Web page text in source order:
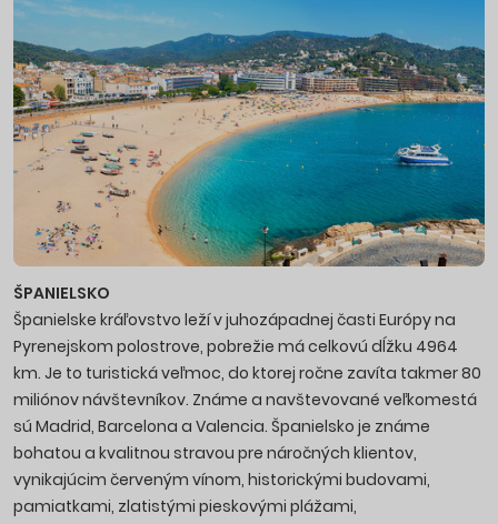
ŠPANIELSKO
Španielske kráľovstvo leží v juhozápadnej časti Európy na
Pyrenejskom polostrove, pobrežie má celkovú dĺžku 4964
km. Je to turistická veľmoc, do ktorej ročne zavíta takmer 80
miliónov návštevníkov. Známe a navštevované veľkomestá
sú Madrid, Barcelona a Valencia. Španielsko je známe
bohatou a kvalitnou stravou pre náročných klientov,
vynikajúcim červeným vínom, historickými budovami,
pamiatkami, zlatistými pieskovými plážami,